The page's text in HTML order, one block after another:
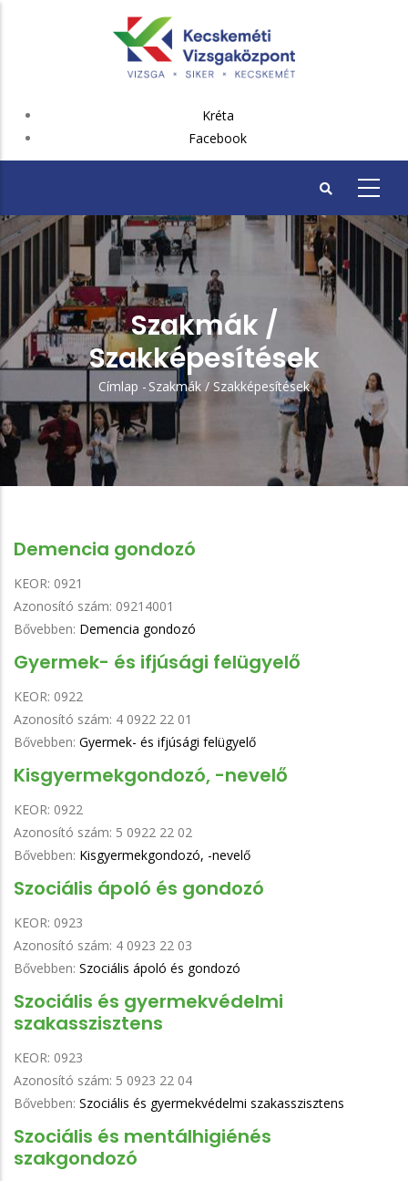
FEJLÉC
Kréta
Facebook
Szakmák /
Szakképesítések
Morzsa
Címlap - Szakmák / Szakképesítések
Demencia gondozó
KEOR: 0921
Azonosító szám: 09214001
Bővebben: Demencia gondozó
Gyermek- és ifjúsági felügyelő
KEOR: 0922
Azonosító szám: 4 0922 22 01
Bővebben: Gyermek- és ifjúsági felügyelő
Kisgyermekgondozó, -nevelő
KEOR: 0922
Azonosító szám: 5 0922 22 02
Bővebben: Kisgyermekgondozó, -nevelő
Szociális ápoló és gondozó
KEOR: 0923
Azonosító szám: 4 0923 22 03
Bővebben: Szociális ápoló és gondozó
Szociális és gyermekvédelmi
szakasszisztens
KEOR: 0923
Azonosító szám: 5 0923 22 04
Bővebben: Szociális és gyermekvédelmi szakasszisztens
Szociális és mentálhigiénés
szakgondozó